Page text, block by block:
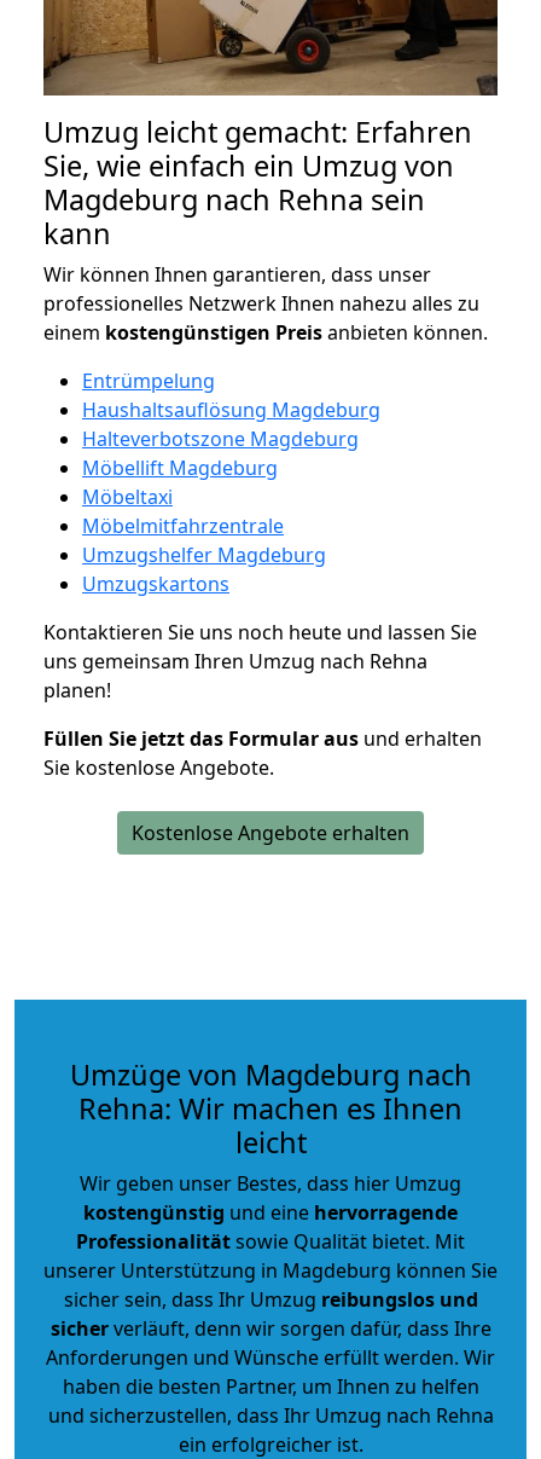
Umzug leicht gemacht: Erfahren
Sie, wie einfach ein Umzug von
Magdeburg nach Rehna sein
kann
Wir können Ihnen garantieren, dass unser
professionelles Netzwerk Ihnen nahezu alles zu
einem kostengünstigen Preisanbieten können.
Entrümpelung
Haushaltsauflösung Magdeburg
Halteverbotszone Magdeburg
Möbellift Magdeburg
Möbeltaxi
Möbelmitfahrzentrale
Umzugshelfer Magdeburg
Umzugskartons
Kontaktieren Sie uns noch heute und lassen Sie
uns gemeinsam Ihren Umzug nach Rehna
planen!
Füllen Sie jetzt das Formular aus und erhalten
Sie kostenlose Angebote.
Kostenlose Angebote erhalten
Umzüge von Magdeburg nach
Rehna: Wir machen es Ihnen
leicht
Wir geben unser Bestes, dass hier Umzug
kostengünstig und eine hervorragende
Professionalitätsowie Qualität bietet. Mit
unserer Unterstützung in Magdeburg können Sie
sicher sein, dass Ihr Umzug reibungslos und
sicherverläuft, denn wir sorgen dafür, dass Ihre
Anforderungen und Wünsche erfüllt werden. Wir
haben die besten Partner, um Ihnen zu helfen
und sicherzustellen, dass Ihr Umzug nach Rehna
ein erfolgreicher ist.